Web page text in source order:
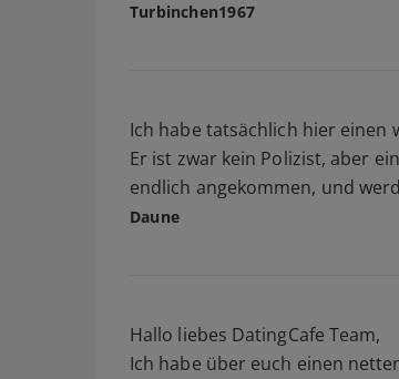
Turbinchen1967
Ich habe tatsächlich hier
Er ist zwar kein Polizist, aber
endlich angekommen, und
Daune
Hallo liebes DatingCafe Team,
Ich habe über euch einen